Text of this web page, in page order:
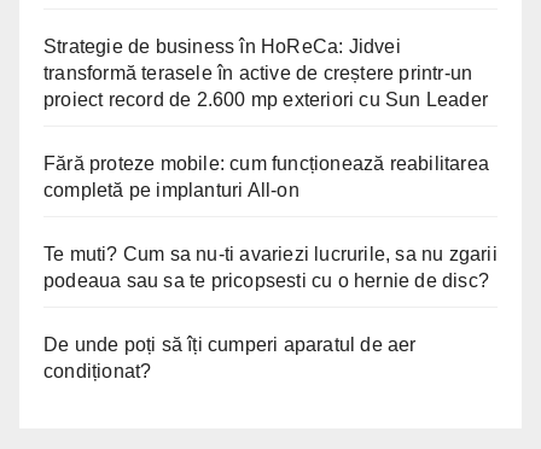
Strategie de business în HoReCa: Jidvei
transformă terasele în active de creștere printr-un
proiect record de 2.600 mp exteriori cu Sun Leader
Fără proteze mobile: cum funcționează reabilitarea
completă pe implanturi All-on
Te muti? Cum sa nu-ti avariezi lucrurile, sa nu zgarii
podeaua sau sa te pricopsesti cu o hernie de disc?
De unde poți să îți cumperi aparatul de aer
condiționat?